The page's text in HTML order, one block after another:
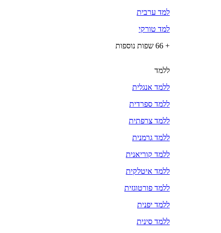
למד ערבית
למד טורקי
+ 66 שפות נוספות
ללמד
ללמד אנגלית
ללמד ספרדית
ללמד צרפתית
ללמד גרמנית
ללמד קוריאנית
ללמד איטלקית
ללמד פורטוגזית
ללמד יפנית
ללמד סינית